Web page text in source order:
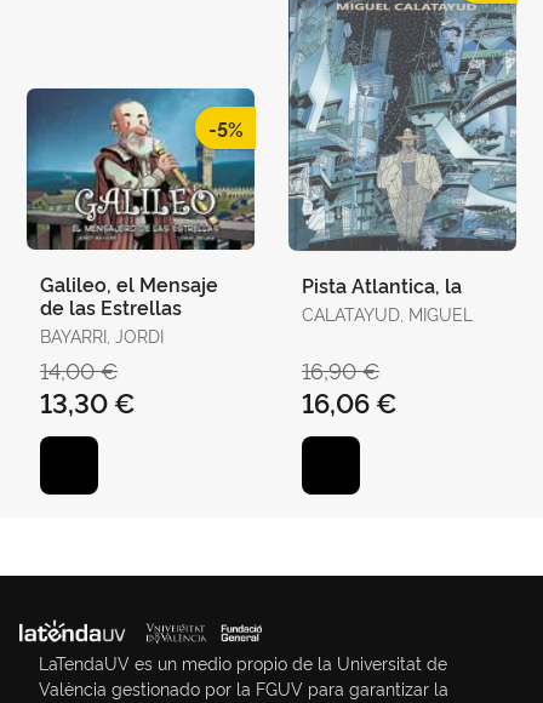
-5%
Galileo, el Mensaje
de las Estrellas
BAYARRI, JORDI
14,00 €
13,30 €
Pista Atlantica, la
CALATAYUD, MIGUEL
16,90 €
16,06 €
LaTendaUV es un medio propio de la Universitat de
València gestionado por la FGUV para garantizar la